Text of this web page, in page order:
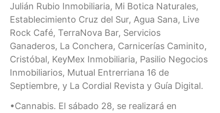
Julián Rubio Inmobiliaria, Mi Botica Naturales,
Establecimiento Cruz del Sur, Agua Sana, Live
Rock Café, TerraNova Bar, Servicios
Ganaderos, La Conchera, Carnicerías Caminito,
Cristóbal, KeyMex Inmobiliaria, Pasilio Negocios
Inmobiliarios, Mutual Entrerriana 16 de
Septiembre, y La Cordial Revista y Guía Digital.
•Cannabis. El sábado 28, se realizará en